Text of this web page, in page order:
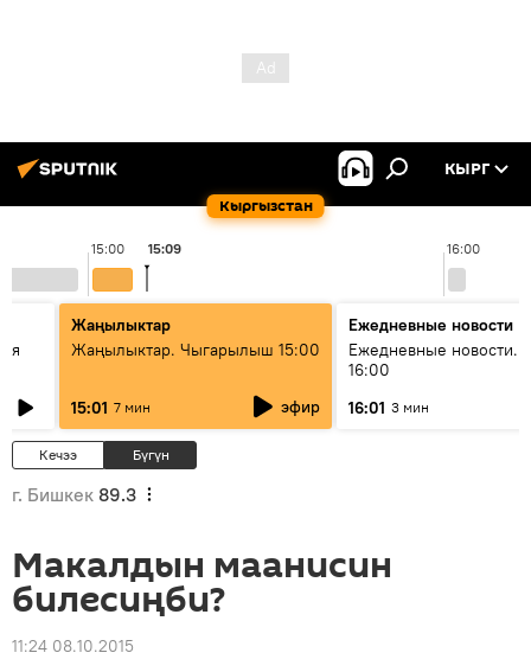
Кыргызстан
КЫРГ
15:00 16:00
15:09
Жаңылыктар
Жаңылыктар. Чыгарылыш 15:00
15:01 7 мин эфир
Ежедневные новости
Ежедневные новости.
16:00
16:01 3 мин
Кечээ Бүгүн
г. Бишкек 89.3
Макалдын маанисин
билесиңби?
11:24 08.10.2015